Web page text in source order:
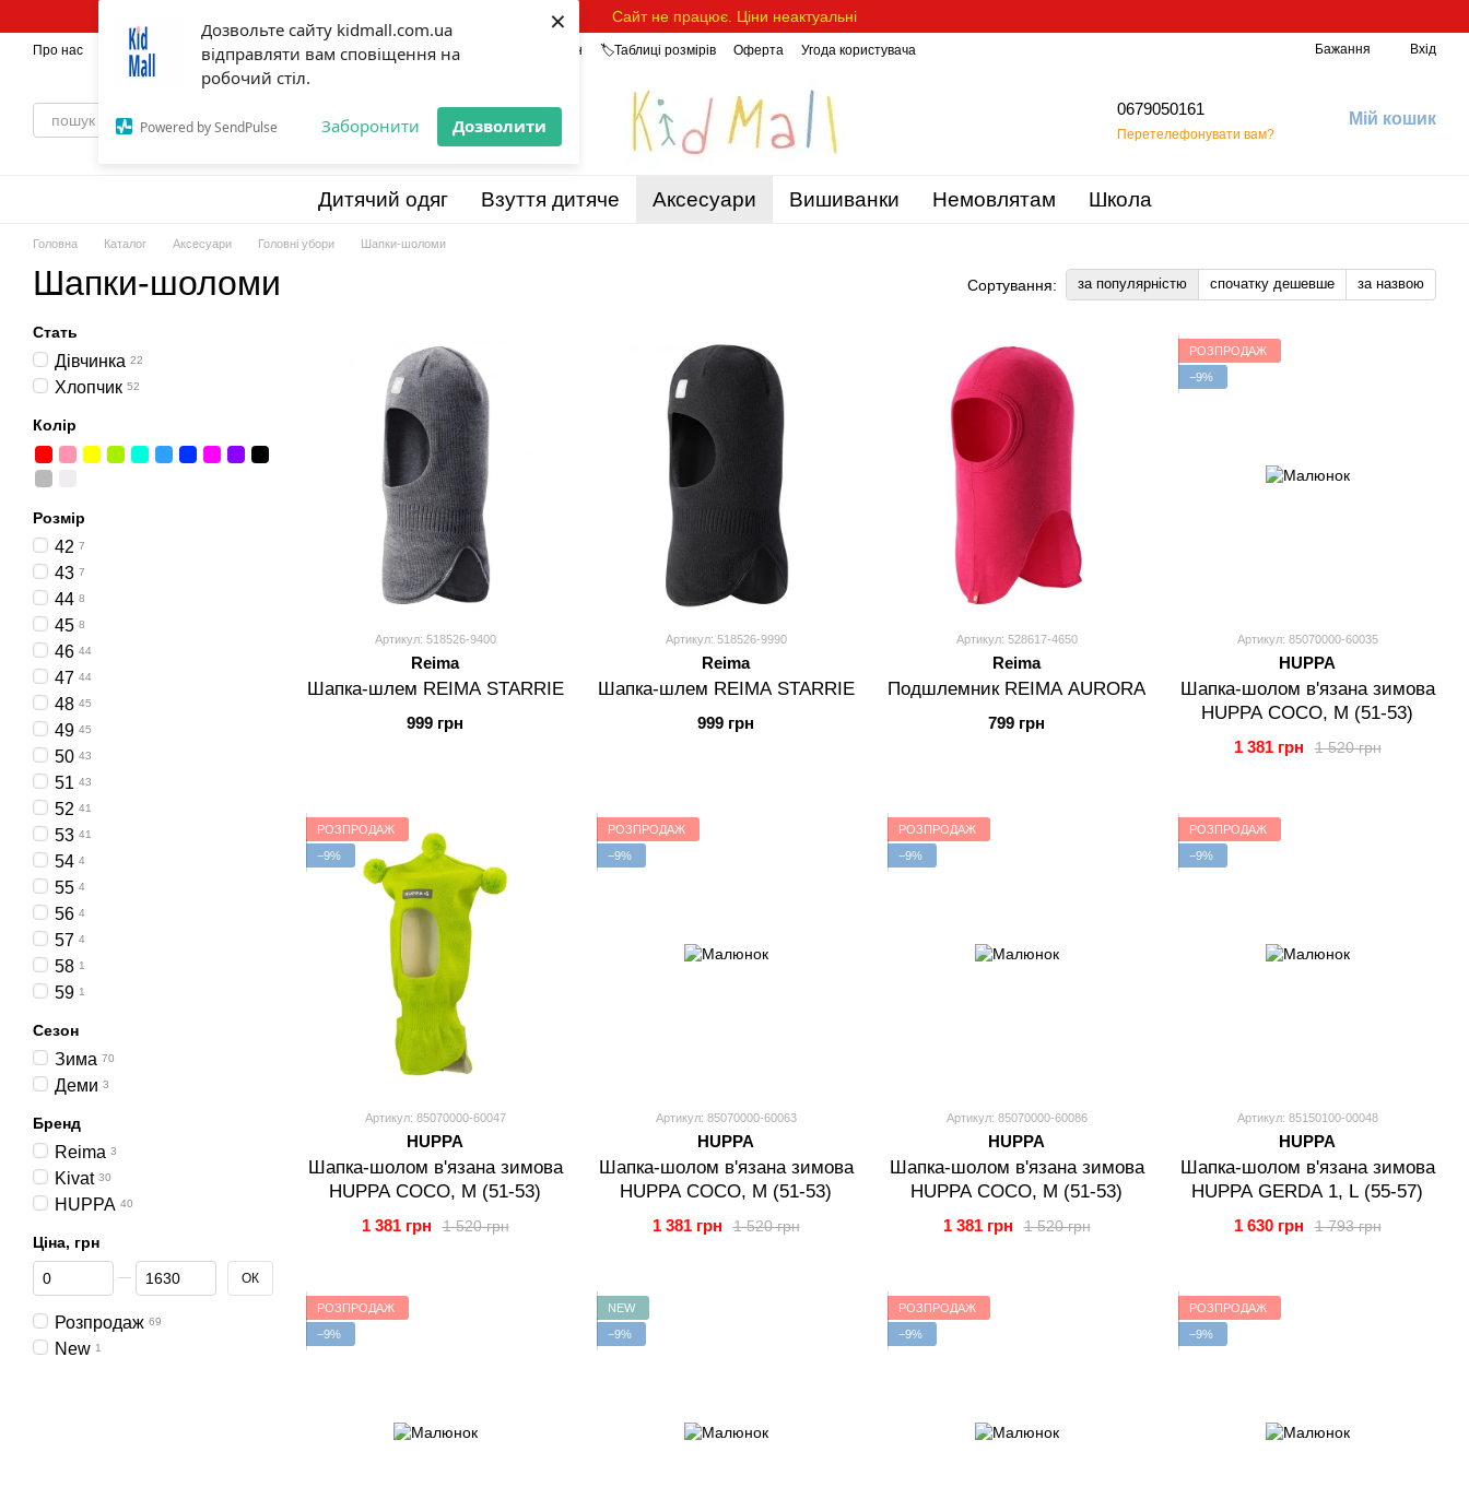
Дозвольте сайту kidmall.com.ua
відправляти вам сповіщення на
робочий стіл.
Powered by SendPulse Заборонити Дозволити
× Сайт не працює. Ціни неактуальні
Про нас Оплата і доставка Обмін та повернення 💯Бренди Відгуки про магазин 🏷️Таблиці розмірів Оферта Угода користувача Бажання Вхід
0679050161
Перетелефонувати вам?
Мій кошик
Дитячий одяг Взуття дитяче Аксесуари Вишиванки Немовлятам Школа
Головна Каталог Аксесуари Головні убори Шапки-шоломи
Шапки-шоломи Сортування: за популярністю спочатку дешевше за назвою
Артикул: 518526-9400
Reima
Шапка-шлем REIMA STARRIE
999 грн
Артикул: 518526-9990
Reima
Шапка-шлем REIMA STARRIE
999 грн
Артикул: 528617-4650
Reima
Подшлемник REIMA AURORA
799 грн
РОЗПРОДАЖ
−9%
Артикул: 85070000-60035
HUPPA
Шапка-шолом в'язана зимова
HUPPA COCO, M (51-53)
1 520 грн
1 381 грн
РОЗПРОДАЖ
−9%
Артикул: 85070000-60047
HUPPA
Шапка-шолом в'язана зимова
HUPPA COCO, M (51-53)
1 520 грн
1 381 грн
РОЗПРОДАЖ
−9%
Артикул: 85070000-60063
HUPPA
Шапка-шолом в'язана зимова
HUPPA COCO, M (51-53)
1 520 грн
1 381 грн
РОЗПРОДАЖ
−9%
Артикул: 85070000-60086
HUPPA
Шапка-шолом в'язана зимова
HUPPA COCO, M (51-53)
1 520 грн
1 381 грн
РОЗПРОДАЖ
−9%
Артикул: 85150100-00048
HUPPA
Шапка-шолом в'язана зимова
HUPPA GERDA 1, L (55-57)
1 793 грн
1 630 грн
РОЗПРОДАЖ
−9%
NEW
−9%
РОЗПРОДАЖ
−9%
РОЗПРОДАЖ
−9%
Стать
Дівчинка 22
Хлопчик 52
Колір
Розмір
42 7
43 7
44 8
45 8
46 44
47 44
48 45
49 45
50 43
51 43
52 41
53 41
54 4
55 4
56 4
57 4
58 1
59 1
Сезон
Зима 70
Деми 3
Бренд
Reima 3
Kivat 30
HUPPA 40
Ціна, грн
Від Ціна, грн
До Ціна, грн ОК
Розпродаж 69
New 1